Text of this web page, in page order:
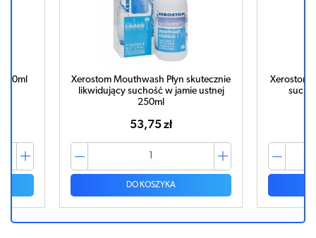
40ml
Xerostom Mouthwash Płyn skutecznie
likwidujący suchość w jamie ustnej
250ml
53,75 zł
DO KOSZYKA
Xerostom